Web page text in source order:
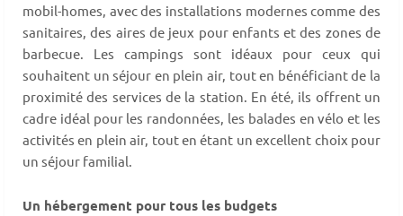
mobil-homes, avec des installations modernes comme des
sanitaires, des aires de jeux pour enfants et des zones de
barbecue. Les campings sont idéaux pour ceux qui
souhaitent un séjour en plein air, tout en bénéficiant de la
proximité des services de la station. En été, ils offrent un
cadre idéal pour les randonnées, les balades en vélo et les
activités en plein air, tout en étant un excellent choix pour
un séjour familial.
Un hébergement pour tous les budgets